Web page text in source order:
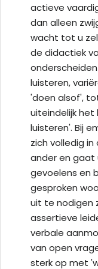
actieve
dan alleen
wacht tot u
de didactiek
luisteren,
'doen alsof',
uiteindelijk
luisteren'. Bij
zich volledig
ander en gaat
gevoelens en
gesproken
uit te nodigen
assertieve
verbale
van open
sterk op met